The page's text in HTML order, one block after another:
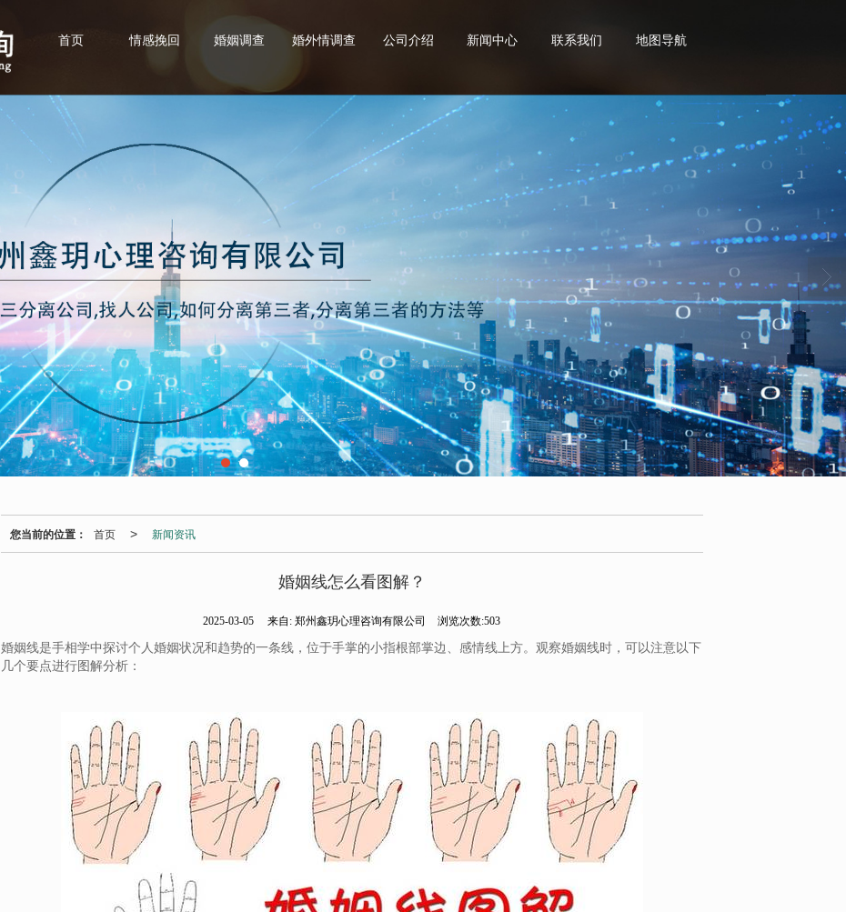
首页 情感挽回 婚姻调查 婚外情调查 公司介绍 新闻中心 联系我们 地图导航
您当前的位置： 首页 > 新闻资讯
婚姻线怎么看图解？
2025-03-05 来自:郑州鑫玥心理咨询有限公司 浏览次数:503
婚姻线是手相学中探讨个人婚姻状况和趋势的一条线，位于手掌的小指根部掌边、感情线上方。观察婚姻线时，可以注意以下
几个要点进行图解分析：